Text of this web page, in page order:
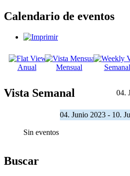
Calendario de eventos
Anual Mensual Semanal
Vista Semanal 04.
04. Junio 2023 - 10.
Sin eventos
Buscar